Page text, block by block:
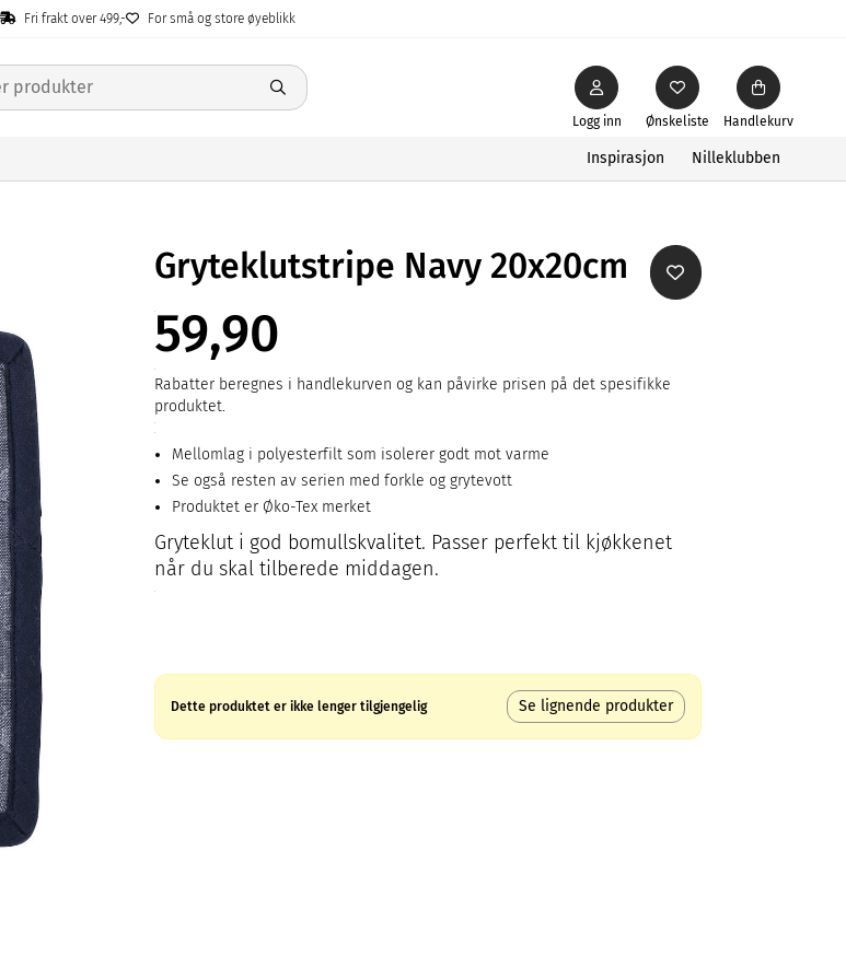
Fri frakt over 499,- For små og store øyeblikk
Ønskeliste
Logg inn Handlekurv
Inspirasjon Nilleklubben
Gryteklutstripe Navy 20x20cm
59,90
Rabatter beregnes i handlekurven og kan påvirke prisen på det spesifikke
produktet.
Mellomlag i polyesterfilt som isolerer godt mot varme
Se også resten av serien med forkle og grytevott
Produktet er Øko-Tex merket
Gryteklut i god bomullskvalitet. Passer perfekt til kjøkkenet
når du skal tilberede middagen.
Dette produktet er ikke lenger tilgjengelig Se lignende produkter